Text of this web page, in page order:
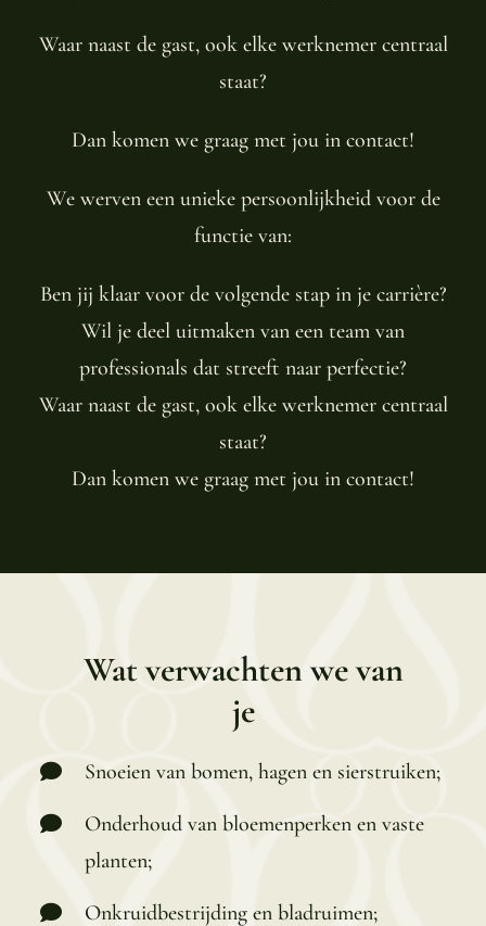
Waar naast de gast, ook elke werknemer centraal
staat?
Dan komen we graag met jou in contact!
We werven een unieke persoonlijkheid voor de
functie van:
Ben jij klaar voor de volgende stap in je carrière?
Wil je deel uitmaken van een team van
professionals dat streeft naar perfectie?
Waar naast de gast, ook elke werknemer centraal
staat?
Dan komen we graag met jou in contact!
Wat verwachten we van
je
Snoeien van bomen, hagen en sierstruiken;
Onderhoud van bloemenperken en vaste
planten;
Onkruidbestrijding en bladruimen;